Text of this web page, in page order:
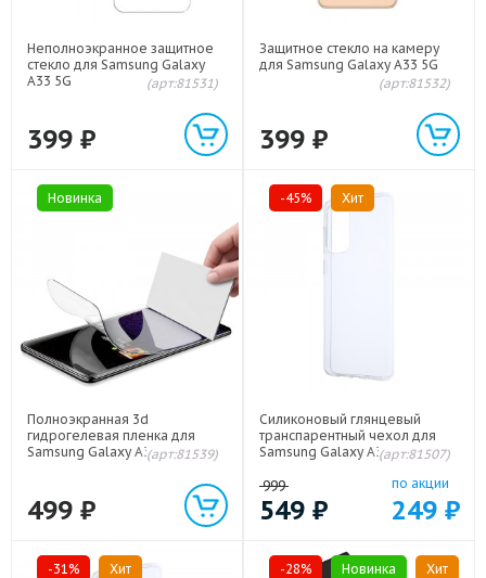
Неполноэкранное защитное
стекло для Samsung Galaxy
A33 5G
(арт:81531)
399 ₽
Защитное стекло на камеру
для Samsung Galaxy A33 5G
(арт:81532)
399 ₽
Новинка
Полноэкранная 3d
гидрогелевая пленка для
Samsung Galaxy A33 5G(арт:81539)
499 ₽
-45% Хит
Силиконовый глянцевый
транспарентный чехол для
Samsung Galaxy A33 5G(арт:81507)
999
549 ₽
по акции
249 ₽
-31% Хит -28% Новинка Хит